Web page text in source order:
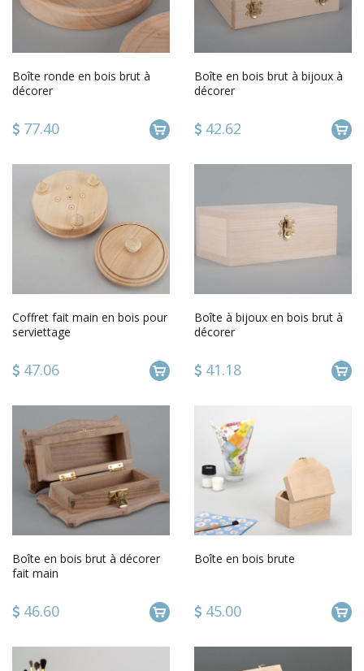
Boîte ronde en bois brut à
décorer
77.40
Boîte en bois brut à bijoux à
décorer
42.62
Coffret fait main en bois pour
serviettage
47.06
Boîte à bijoux en bois brut à
décorer
41.18
Boîte en bois brut à décorer
fait main
46.60
Boîte en bois brute
45.00